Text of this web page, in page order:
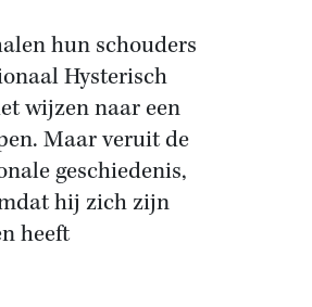
hun schouders
Hysterisch
wijzen naar een
Maar veruit de
geschiedenis,
hij zich zijn
heeft